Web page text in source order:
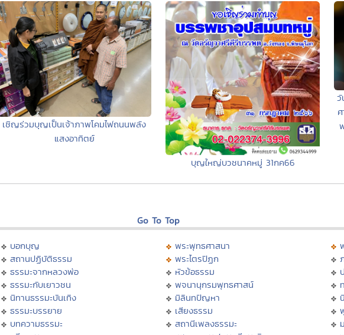
เชิญร่วมบุญเป็นเจ้าภาพโคมไฟถนนพลัง
แสงอาทิตย์
บุญใหญ่บวชนาคหมู่ 31กค66
Go To Top
บอกบุญ
สถานปฏิบัติธรรม
ธรรมะจากหลวงพ่อ
ธรรมะกับเยาวชน
นิทานธรรมะบันเทิง
ธรรมะบรรยาย
บทความธรรมะ
พระพุทธศาสนา
พระไตรปิฏก
หัวข้อธรรม
พจนานุกรมพุทธศาสน์
มิลินทปัญหา
เสียงธรรม
สถานีเพลงธรรมะ